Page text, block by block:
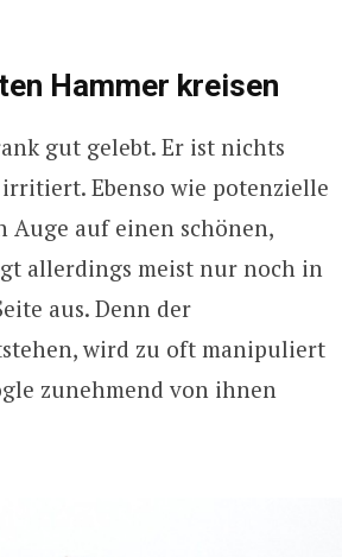
Hammer kreisen
gut gelebt. Er ist nichts
Ebenso wie potenzielle
Auge auf einen schönen,
allerdings meist nur noch in
aus. Denn der
wird zu oft manipuliert
zunehmend von ihnen